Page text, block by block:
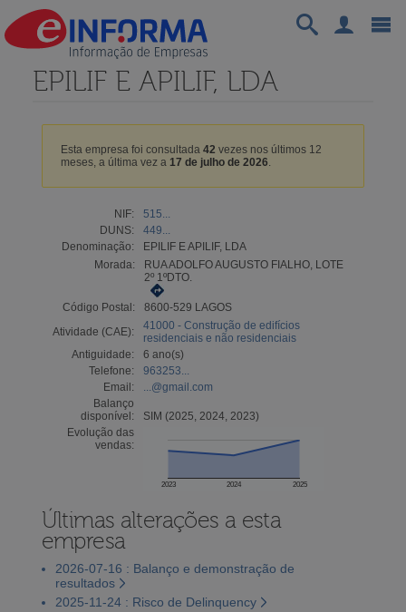
EPILIF E APILIF, LDA
Esta empresa foi consultada 42 vezes nos últimos 12
meses, a última vez a 17 de julho de 2026.
NIF:
515...
DUNS:
449...
Denominação:
EPILIF E APILIF, LDA
Morada:
RUA ADOLFO AUGUSTO FIALHO, LOTE
2º 1ºDTO.
Código Postal:
8600-529 LAGOS
Atividade (CAE):
41000 - Construção de edifícios
residenciais e não residenciais
Antiguidade:
6 ano(s)
Telefone:
963253...
Email:
...@gmail.com
Balanço
disponível:
SIM (2025, 2024, 2023)
Evolução das
vendas:
2023 2024 2025
Últimas alterações a esta
empresa
2026-07-16 : Balanço e demonstração de
resultados
2025-11-24 : Risco de Delinquency